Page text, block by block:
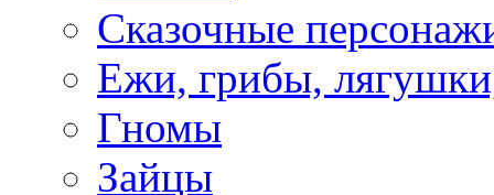
Сказочные
Ежи, грибы,
Гномы
Зайцы